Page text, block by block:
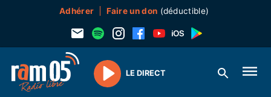
Adhérer Faire un don (déductible)
Play
LE DIRECT